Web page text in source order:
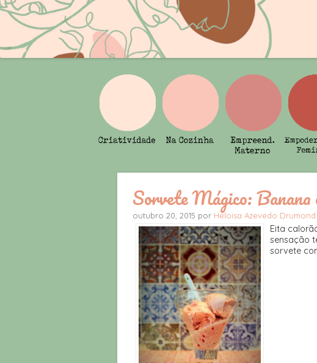
Sorvete Mágico:
outubro 20, 2015 por Heloisa Azevedo Drumond
Eita
sensação
sorvete